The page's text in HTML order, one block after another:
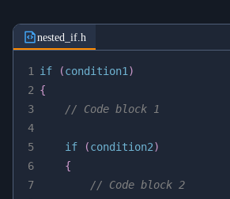
nested_if.h
1
2
3
4
5
6
7
if (condition1 )
{
// Code block 1
if (condition2)
{
// Code block 2